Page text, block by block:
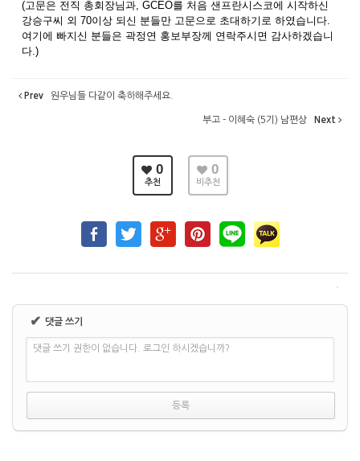
(고문은 전직 총회장님과, GCEO를 처음 샌프란시스코에 시작하신
강승구씨 외 70이상 되신 분들만 고문으로 초대하기로 하였습니다.
여기에 빠지신 분들은 곽정연 홍보부장께 연락주시면 감사하겠습니
다.)
Prev 원우님들 다같이 축하해주세요.
부고 - 이혜숙 (5기) 남편상 Next
0
추천
0
비추천
✔ 댓글 쓰기
댓글 쓰기 권한이 없습니다. 로그인 하시겠습니까?